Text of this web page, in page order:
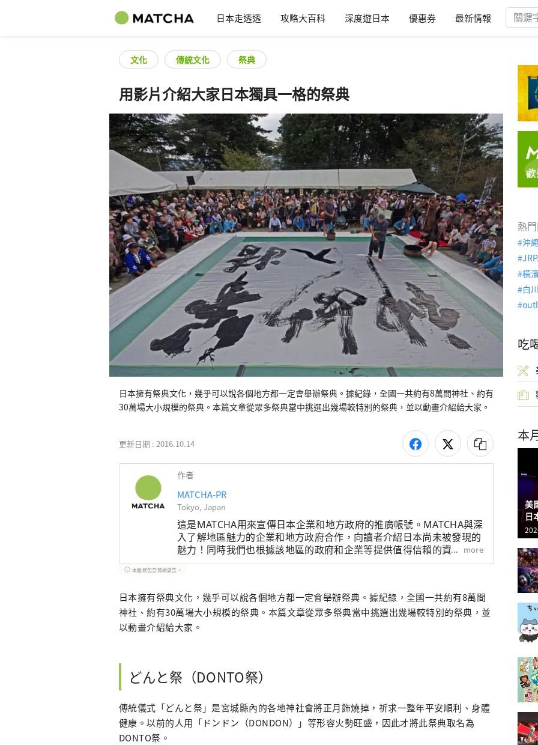
日本走透透 攻略大百科 深度遊日本 優惠券 最新情報
文化 傳統文化 祭典
用影片介紹大家日本獨具一格的祭典
日本擁有祭典文化，幾乎可以說各個地方都一定會舉辦祭典。據紀錄，全國一共約有8萬間神社、約有
30萬場大小規模的祭典。本篇文章從眾多祭典當中挑選出幾場較特別的祭典，並以動畫介紹給大家。
更新日期 : 2016.10.14
作者
MATCHA-PR
Tokyo, Japan
這是MATCHA用來宣傳日本企業和地方政府的推廣帳號。MATCHA與深
入了解地區魅力的企業和地方政府合作，向讀者介紹日本尚未被發現的
魅力！同時我們也根據該地區的政府和企業等提供值得信賴的資訊撰寫
文章。
more
本服務包含贊助廣告。
日本擁有祭典文化，幾乎可以說各個地方都一定會舉辦祭典。據紀錄，全國一共約有8萬間
神社、約有30萬場大小規模的祭典。本篇文章從眾多祭典當中挑選出幾場較特別的祭典，並
以動畫介紹給大家。
どんと祭（DONTO祭）
傳統儀式「どんと祭」是宮城縣內的各地神社會將正月飾燒掉，祈求一整年平安順利、身體
健康。以前的人用「ドンドン（DONDON）」等形容火勢旺盛，因此才將此祭典取名為
DONTO祭。
熱
沖
橫
白
吃
本
美
日